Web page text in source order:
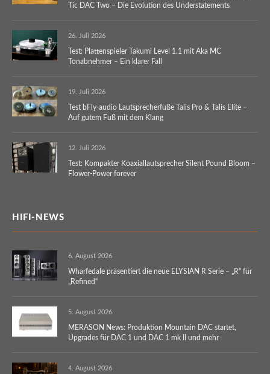
Tic DAC Two – Die Evolution des Understatements
26. Juli 2026
Test: Plattenspieler Takumi Level 1.1 mit Aka MC
Tonabnehmer – Ein klarer Fall
19. Juli 2026
Test bFly-audio Lautsprecherfüße Talis Pro & Talis Elite –
Auf gutem Fuß mit dem Klang
12. Juli 2026
Test: Kompakter Koaxiallautsprecher Silent Pound Bloom –
Flower-Power forever
HIFI-NEWS
6. August 2026
Wharfedale präsentiert die neue ELYSIAN R Serie – „R“ für
„Refined“
5. August 2026
MERASON News: Produktion Mountain DAC startet,
Upgrades für DAC 1 und DAC 1 mk II und mehr
4. August 2026